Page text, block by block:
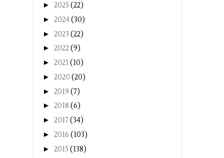
► 2025 (22)
► 2024(30)
► 2023 (22)
► 2022(9)
► 2021(10)
► 2020 (20)
► 2019 (7)
► 2018 (6)
► 2017 (34)
► 2016 (103)
► 2015 (138)